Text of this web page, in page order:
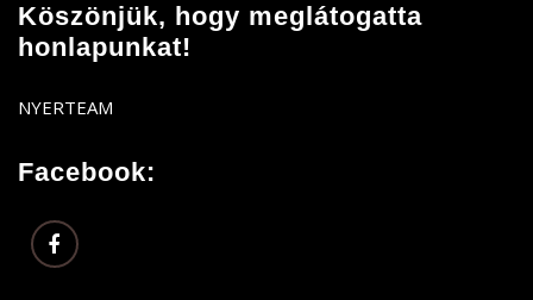
Köszönjük, hogy meglátogatta
honlapunkat!
NYERTEAM
Facebook: